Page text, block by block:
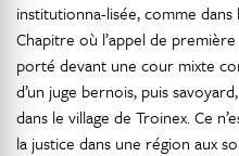
institutionna-lisée, comme
Chapitre où l’appel de
porté devant une cour mixte
d’un juge bernois, puis
dans le village de Troinex. Ce
la justice dans une région aux